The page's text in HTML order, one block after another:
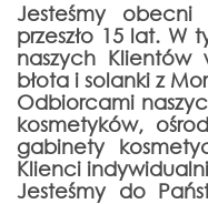
Jesteśmy
przeszło 15 lat. W
naszych
błota i solanki z
Odbiorcami
kosmetyków,
gabinety
Klienci
Jesteśmy do